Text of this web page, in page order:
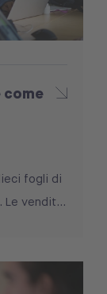
come
fogli di
Le vendit...